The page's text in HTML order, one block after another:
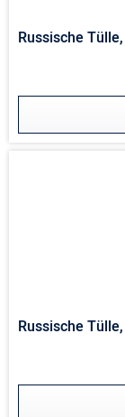
Russische
Russische